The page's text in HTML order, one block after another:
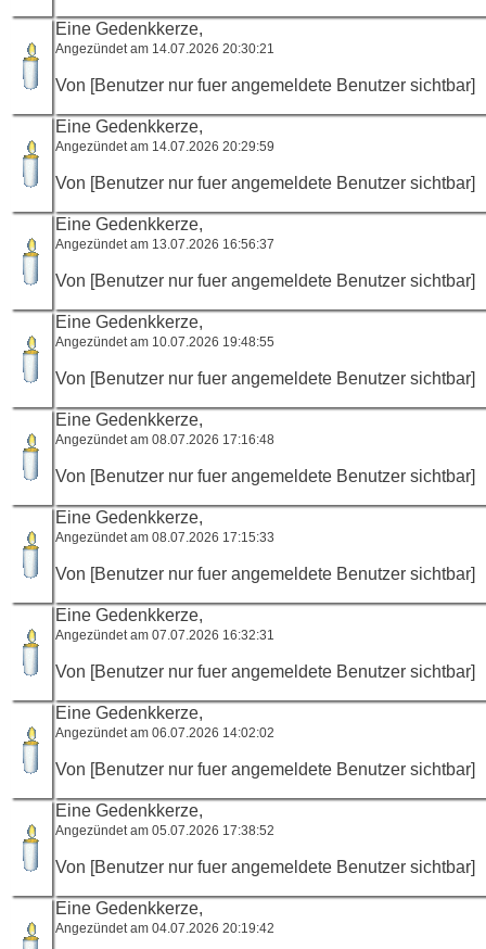
Eine Gedenkkerze,
Angezündet am 14.07.2026 20:30:21
Von [Benutzer nur fuer angemeldete Benutzer sichtbar]
Eine Gedenkkerze,
Angezündet am 14.07.2026 20:29:59
Von [Benutzer nur fuer angemeldete Benutzer sichtbar]
Eine Gedenkkerze,
Angezündet am 13.07.2026 16:56:37
Von [Benutzer nur fuer angemeldete Benutzer sichtbar]
Eine Gedenkkerze,
Angezündet am 10.07.2026 19:48:55
Von [Benutzer nur fuer angemeldete Benutzer sichtbar]
Eine Gedenkkerze,
Angezündet am 08.07.2026 17:16:48
Von [Benutzer nur fuer angemeldete Benutzer sichtbar]
Eine Gedenkkerze,
Angezündet am 08.07.2026 17:15:33
Von [Benutzer nur fuer angemeldete Benutzer sichtbar]
Eine Gedenkkerze,
Angezündet am 07.07.2026 16:32:31
Von [Benutzer nur fuer angemeldete Benutzer sichtbar]
Eine Gedenkkerze,
Angezündet am 06.07.2026 14:02:02
Von [Benutzer nur fuer angemeldete Benutzer sichtbar]
Eine Gedenkkerze,
Angezündet am 05.07.2026 17:38:52
Von [Benutzer nur fuer angemeldete Benutzer sichtbar]
Eine Gedenkkerze,
Angezündet am 04.07.2026 20:19:42